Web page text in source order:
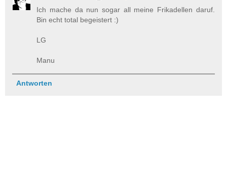
Ich mache da nun sogar all meine Frikadellen daruf.
Bin echt total begeistert :)
LG
Manu
Antworten